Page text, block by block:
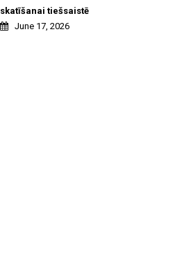
skatīšanai tiešsaistē
June 17, 2026